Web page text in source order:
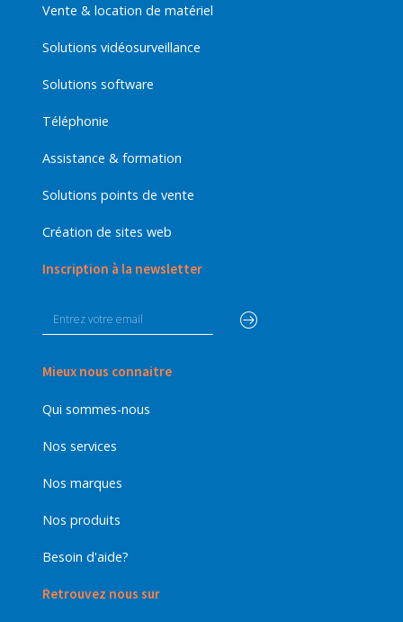
Vente & location de matériel
Solutions vidéosurveillance
Solutions software
Téléphonie
Assistance & formation
Solutions points de vente
Création de sites web
Inscription à la newsletter
Mieux nous connaitre
Qui sommes-nous
Nos services
Nos marques
Nos produits
Besoin d'aide?
Retrouvez nous sur